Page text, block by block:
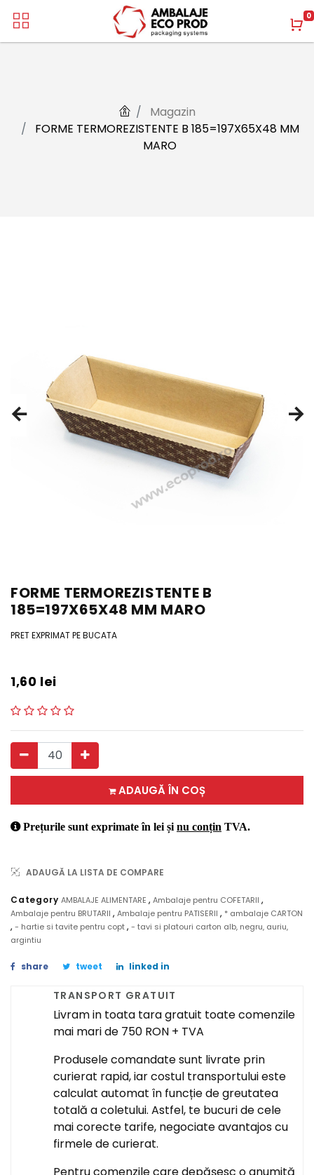
0
Magazin
FORME TERMOREZISTENTE B 185=197X65X48 MM
MARO
FORME TERMOREZISTENTE B
185=197X65X48 MM MARO
PRET EXPRIMAT PE BUCATA
1,60 lei
ADAUGĂ ÎN COȘ
Prețurile sunt exprimate în lei și nu conțin TVA.
ADAUGĂ LA LISTA DE COMPARE
CategoryAMBALAJE ALIMENTARE,Ambalaje pentru COFETARII,
Ambalaje pentru BRUTARII , Ambalaje pentru PATISERII , * ambalaje CARTON
, - hartie si tavite pentru copt, - tavi si platouri carton alb, negru, auriu,
argintiu
share tweet linked in
TRANSPORT GRATUIT
Livram in toata tara gratuit toate comenzile
mai mari de 750 RON + TVA
Produsele comandate sunt livrate prin
curierat rapid, iar costul transportului este
calculat automat în funcție de greutatea
totală a coletului. Astfel, te bucuri de cele
mai corecte tarife, negociate avantajos cu
firmele de curierat.